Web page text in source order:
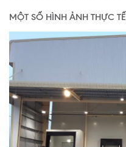
MỘT SỐ HÌNH ẢNH THỰC TẾ